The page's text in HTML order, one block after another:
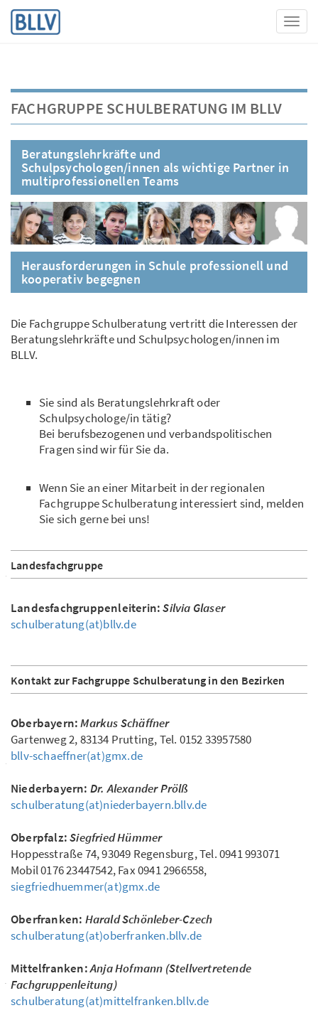
FACHGRUPPE SCHULBERATUNG IM BLLV
Beratungslehrkräfte und
Schulpsychologen/innen als wichtige Partner in
multiprofessionellen Teams
Herausforderungen in Schule professionell und
kooperativ begegnen
Die Fachgruppe Schulberatung vertritt die Interessen der
Beratungslehrkräfte und Schulpsychologen/innen im
BLLV.
Sie sind als Beratungslehrkraft oder
Schulpsychologe/in tätig?
Bei berufsbezogenen und verbandspolitischen
Fragen sind wir für Sie da.
Wenn Sie an einer Mitarbeit in der regionalen
Fachgruppe Schulberatung interessiert sind, melden
Sie sich gerne bei uns!
Landesfachgruppe
Landesfachgruppenleiterin:Silvia Glaser
schulberatung(at)bllv.de
Kontakt zur Fachgruppe Schulberatung in den Bezirken
Oberbayern:Markus Schäffner
Gartenweg 2, 83134 Prutting, Tel. 0152 33957580
bllv-schaeffner(at)gmx.de
Niederbayern: Dr. Alexander Prölß
schulberatung(at)niederbayern.bllv.de
Oberpfalz:Siegfried Hümmer
Hoppesstraße 74, 93049 Regensburg, Tel. 0941 993071
Mobil 0176 23447542, Fax 0941 2966558,
siegfriedhuemmer(at)gmx.de
Oberfranken: Harald Schönleber-Czech
schulberatung(at)oberfranken.bllv.de
Mittelfranken:Anja Hofmann (Stellvertretende
Fachgruppenleitung)
schulberatung(at)mittelfranken.bllv.de